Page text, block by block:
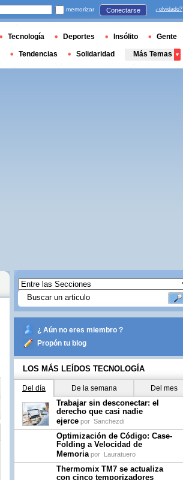
¿ Aún no eres miembro ?
Propón tu blog
LOS MÁS LEÍDOS TECNOLOGÍA
Del día De la semana Del mes
Trabajar sin desconectar: el
derecho que casi nadie
ejerce por Sanchezdi
Optimización de Código: Case-
Folding a Velocidad de
Memoria por Lauratuero
Thermomix TM7 se actualiza
con cinco temporizadores
memorizar Conectarse ¿olvidado?
Tecnología Deportes Insólito Gente
Tendencias Solidaridad Más Temas